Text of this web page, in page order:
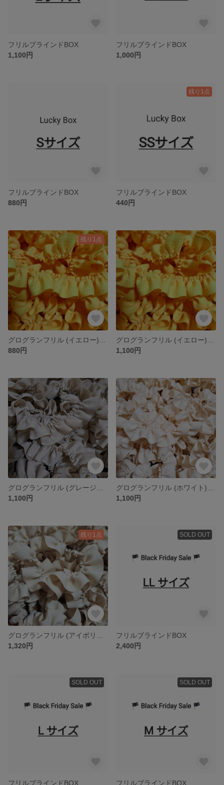
フリルブラインドBOX
1,100円
フリルブラインドBOX
1,000円
フリルブラインドBOX
880円
残り1点
フリルブラインドBOX
440円
残り1点
880円
1,100円
1,100円
1,100円
残り1点
1,320円
SOLD OUT
フリルブラインドBOX
2,400円
SOLD OUT
フリルブラインドBOX
SOLD OUT
フリルブラインドBOX